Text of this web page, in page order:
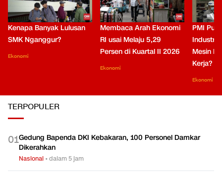
Kenapa Banyak Lulusan
SMK Nganggur?
Ekonomi
Membaca Arah Ekonomi
RI usai Melaju 5,29
Persen di Kuartal II 2026
Ekonomi
PMI
Industri
Mesin
Kerja?
Ekonomi
TERPOPULER
01Gedung Bapenda DKI Kebakaran, 100 Personel Damkar
Dikerahkan
Nasional •dalam 5 jam